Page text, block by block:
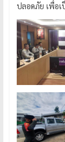
ปลอดภัย เพื่อ